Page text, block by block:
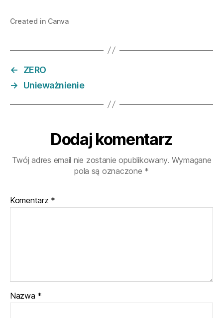
Created in Canva
←
ZERO
→
Unieważnienie
Dodaj komentarz
Twój adres email nie zostanie opublikowany. Wymagane
pola są oznaczone *
Komentarz *
Nazwa *